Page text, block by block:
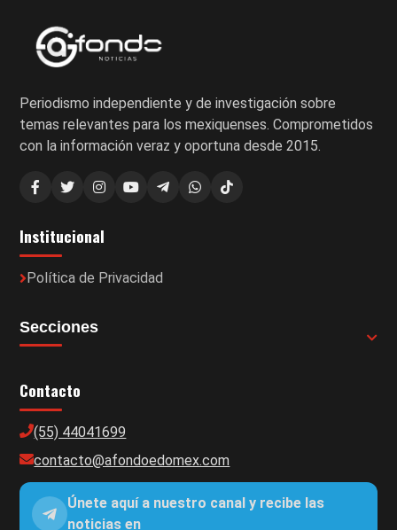
Periodismo independiente y de investigación sobre
temas relevantes para los mexiquenses. Comprometidos
con la información veraz y oportuna desde 2015.
Institucional
Política de Privacidad
Secciones
Contacto
(55) 44041699
contacto@afondoedomex.com
Únete aquí a nuestro canal y recibe las
noticias en